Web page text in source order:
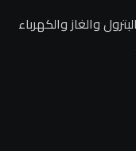
والغاز والكهرباء